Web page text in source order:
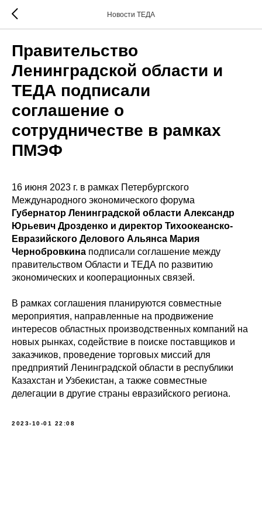
Новости ТЕДА
Правительство
Ленинградской области и
ТЕДА подписали
соглашение о
сотрудничестве в рамках
ПМЭФ
16 июня 2023 г. в рамках Петербургского
Международного экономического форума
Губернатор Ленинградской области Александр
Юрьевич Дрозденко и директор Тихоокеанско-
Евразийского Делового Альянса Мария
Чернобровкина подписали соглашение между
правительством Области и ТЕДА по развитию
экономических и кооперационных связей.
В рамках соглашения планируются совместные
мероприятия, направленные на продвижение
интересов областных производственных компаний на
новых рынках, содействие в поиске поставщиков и
заказчиков, проведение торговых миссий для
предприятий Ленинградской области в республики
Казахстан и Узбекистан, а также совместные
делегации в другие страны евразийского региона.
2023-10-01 22:08